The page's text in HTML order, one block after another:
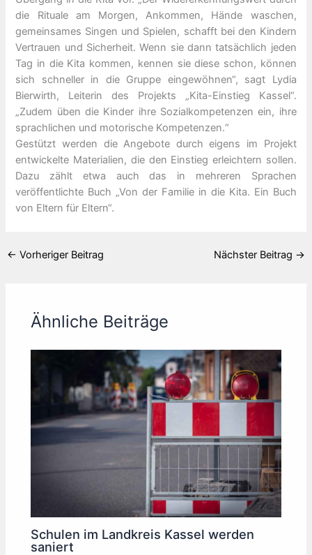
die Rituale am Morgen, Ankommen, Hände waschen,
gemeinsames Singen und Spielen, schafft bei den Kindern
Vertrauen und Sicherheit. Wenn sie dann tatsächlich jeden
Tag in die Kita kommen, kennen sie diese schon, können
sich schneller in die Gruppe eingewöhnen“, sagt Lydia
Bierwirth, Leiterin des Projekts „Kita-Einstieg Kassel“.
„Zudem üben die Kinder ihre Sozialkompetenzen ein, ihre
sprachlichen und motorische Kompetenzen.“
Gestützt werden die Angebote durch eigens im Projekt
entwickelte Materialien, die den Einstieg erleichtern sollen.
Dazu zählt etwa auch das in mehreren Sprachen
veröffentlichte Buch „Von der Familie in die Kita. Ein Buch
von Eltern für Eltern“.
← Vorheriger Beitrag Nächster Beitrag →
Ähnliche Beiträge
Schulen im Landkreis Kassel werden
saniert